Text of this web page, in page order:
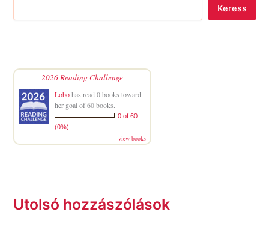
Keress
2026 Reading Challenge
Lobohas read 0 books toward
her goal of 60 books.
0 of 60
(0%)
view books
Utolsó hozzászólások